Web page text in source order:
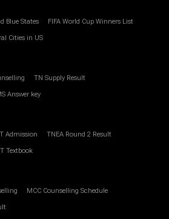
Blue States FIFA World Cup Winners List
Cities in US
TN Supply Result
Answer key
Admission TNEA Round 2 Result
Textbook
MCC Counselling Schedule